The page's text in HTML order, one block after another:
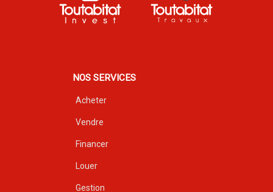
NOS SERVICES
Acheter
Vendre
Financer
Louer
Gestion